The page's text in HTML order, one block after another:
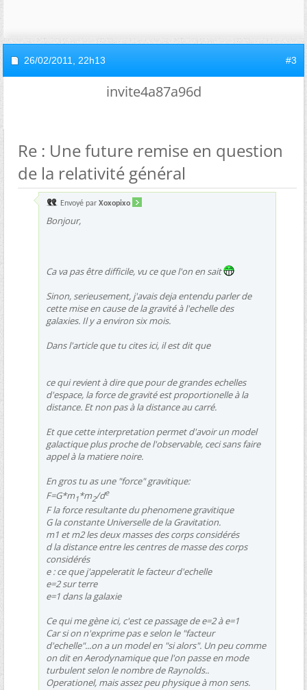
26/02/2011, 22h13 #3
invite4a87a96d
Re : Une future remise en question
de la relativité général
Envoyé par Xoxopixo
Bonjour,
Ca va pas être difficile, vu ce que l'on en sait
Sinon, serieusement, j'avais deja entendu parler de
cette mise en cause de la gravité à l'echelle des
galaxies. Il y a environ six mois.
Dans l'article que tu cites ici, il est dit que
ce qui revient à dire que pour de grandes echelles
d'espace, la force de gravité est proportionelle à la
distance. Et non pas à la distance au carré.
Et que cette interpretation permet d'avoir un model
galactique plus proche de l'observable, ceci sans faire
appel à la matiere noire.
En gros tu as une "force" gravitique:
F=G*m1*m2/de
F la force resultante du phenomene gravitique
G la constante Universelle de la Gravitation.
m1 et m2 les deux masses des corps considérés
d la distance entre les centres de masse des corps
considérés
e : ce que j'appeleratit le facteur d'echelle
e=2 sur terre
e=1 dans la galaxie
Ce qui me gène ici, c'est ce passage de e=2 à e=1
Car si on n'exprime pas e selon le "facteur
d'echelle"...on a un model en "si alors". Un peu comme
on dit en Aerodynamique que l'on passe en mode
turbulent selon le nombre de Raynolds..
Operationel, mais assez peu physique à mon sens.